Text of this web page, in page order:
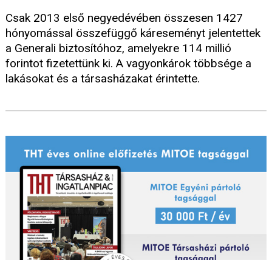
Csak 2013 első negyedévében összesen 1427
hónyomással összefüggő káreseményt jelentettek
a Generali biztosítóhoz, amelyekre 114 millió
forintot fizetettünk ki. A vagyonkárok többsége a
lakásokat és a társasházakat érintette.